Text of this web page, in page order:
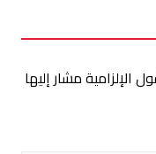
الإلزامية مشار إليها